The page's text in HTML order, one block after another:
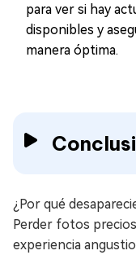
para ver si hay
disponibles y
manera óptima.
¿Por qué
Perder fotos
experiencia